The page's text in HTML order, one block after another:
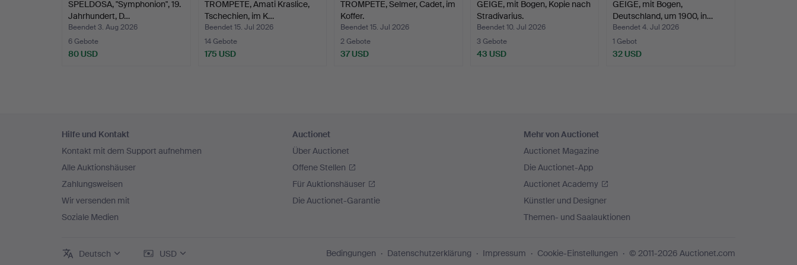
SPELDOSA, "Symphonion", 19.
Jahrhundert, D…
Beendet 3. Aug 2026
6 Gebote
80 USD
TROMPETE, Amati Kraslice,
Tschechien, im K…
Beendet 15. Jul 2026
14 Gebote
175 USD
TROMPETE, Selmer, Cadet, im
Koffer.
Beendet 15. Jul 2026
2 Gebote
37 USD
GEIGE, mit Bogen, Kopie nach
Stradivarius.
Beendet 10. Jul 2026
3 Gebote
43 USD
GEIGE, mit Bogen,
Deutschland, um 1900, in…
Beendet 4. Jul 2026
1 Gebot
32 USD
Navigation
Hilfe und Kontakt
Kontakt mit dem Support aufnehmen
Alle Auktionshäuser
Zahlungsweisen
Wir versenden mit
Soziale Medien
Auctionet
Über Auctionet
Offene Stellen
Für Auktionshäuser
Die Auctionet-Garantie
Mehr von Auctionet
Auctionet Magazine
Die Auctionet-App
Auctionet Academy
Künstler und Designer
Themen- und Saalauktionen
Deutsch USD Bedingungen Datenschutzerklärung Impressum Cookie-Einstellungen © 2011-2026 Auctionet.com